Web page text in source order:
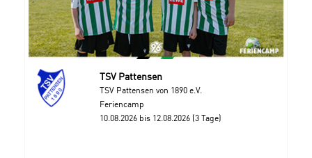
TSV Pattensen
TSV Pattensen von 1890 e.V.
Feriencamp
10.08.2026 bis 12.08.2026 (3 Tage)